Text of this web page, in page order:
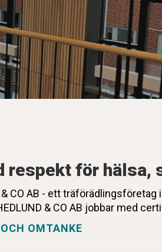
respekt för hälsa,
CO AB - ett
& CO AB jobbar med
OMTANKE